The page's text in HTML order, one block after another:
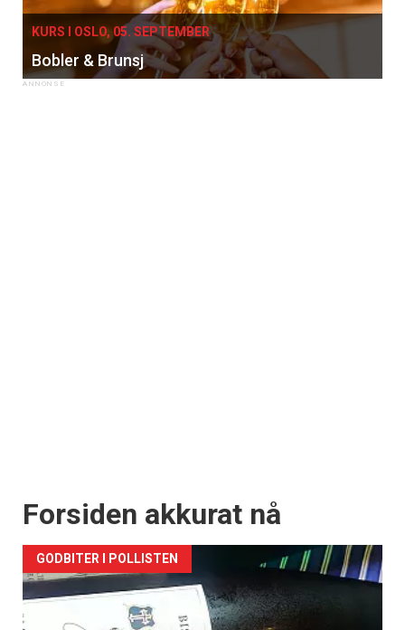
KURS I OSLO, 05. SEPTEMBER
Bobler & Brunsj
Forsiden akkurat nå
GODBITER I POLLISTEN